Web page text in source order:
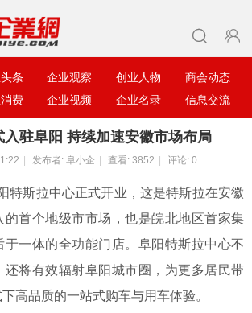
条 企业观察 创业人物
商会动态
费 企业视频 企业名录 信息交流
入驻阜阳 持续加速安徽市场布局
发布者: 阜小企 查看: 3852 评论: 0
特斯拉中心正式开业，这是特斯拉在安徽
的首个地级市市场，也是皖北地区首家集
于一体的全功能门店。阜阳特斯拉中心不
还将有效辐射阜阳城市圈，为更多居民带
高品质的一站式购车与用车体验。